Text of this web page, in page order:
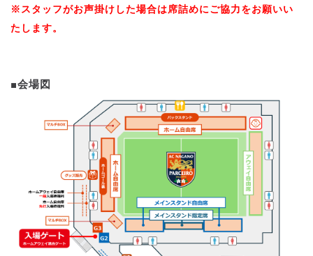
※スタッフがお声掛けした場合は席詰めにご協力をお願いい
たします。
■会場図